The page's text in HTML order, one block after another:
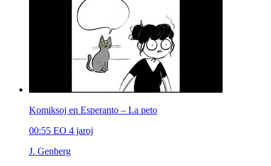
Komiksoj en Esperanto – La peto
00:55 EO 4 jaroj
J. Genberg